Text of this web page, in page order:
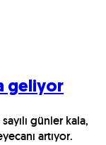
geliyor
günler kala,
artıyor.